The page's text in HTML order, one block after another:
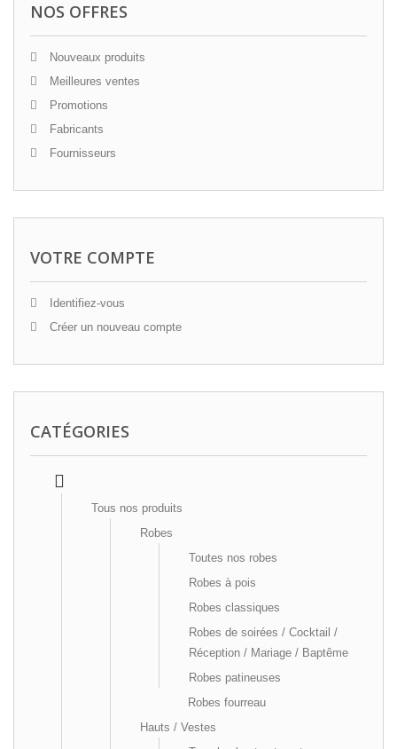
NOS OFFRES
Nouveaux produits
Meilleures ventes
Promotions
Fabricants
Fournisseurs
VOTRE COMPTE
Identifiez-vous
Créer un nouveau compte
CATÉGORIES
Tous nos produits
Robes
Toutes nos robes
Robes à pois
Robes classiques
Robes de soirées / Cocktail /
Réception / Mariage / Baptême
Robes patineuses
Robes fourreau
Hauts / Vestes